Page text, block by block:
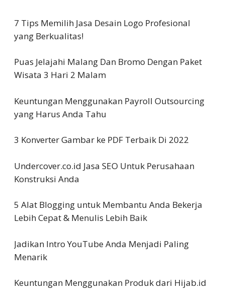
7 Tips Memilih Jasa Desain Logo Profesional
yang Berkualitas!
Puas Jelajahi Malang Dan Bromo Dengan Paket
Wisata 3 Hari 2 Malam
Keuntungan Menggunakan Payroll Outsourcing
yang Harus Anda Tahu
3 Konverter Gambar ke PDF Terbaik Di 2022
Undercover.co.id Jasa SEO Untuk Perusahaan
Konstruksi Anda
5 Alat Blogging untuk Membantu Anda Bekerja
Lebih Cepat & Menulis Lebih Baik
Jadikan Intro YouTube Anda Menjadi Paling
Menarik
Keuntungan Menggunakan Produk dari Hijab.id